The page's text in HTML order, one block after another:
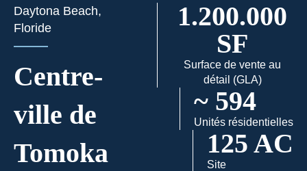
Daytona Beach,
Floride
Centre-
ville de
Tomoka
1.200.000
SF
Surface de vente au
détail (GLA)
~ 594
Unités résidentielles
125 AC
Site